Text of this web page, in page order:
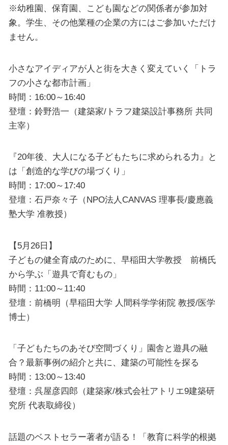
※幼稚園、保育園、こども園などの関係者が参加対
象。学生、その他業種の企業の方にはご参加いただけ
ません。
小さなアイディアが人と街を大きく変えていく「トラ
フの小さな都市計画」
時間：16:00～16:40
登壇：鈴野浩一（建築家/トラフ建築設計事務所 共同
主宰）
『20年後、大人になる子どもたちに求められる力』と
は「創造的な学びの場づくり」
時間：17:00～17:40
登壇：石戸奈々子（NPO法人CANVAS 理事長/慶應義
塾大学 准教授）
【5月26日】
子どもの健全育成のために、早稲田大学教授 前橋氏
から学ぶ「遊具で育むもの」
時間：11:00～11:40
登壇：前橋明（早稲田大学 人間科学学術院 教授/医学
博士）
「子どもたちのあそび空間づくり」園舎と遊具の融
合？最新事例の紹介と共に、建築の可能性を探る
時間：13:00～13:40
登壇：呉屋彦四郎（建築家/株式会社アトリエ9建築研
究所 代表取締役）
話題のベストセラー著者が語る！「教育に科学的根拠